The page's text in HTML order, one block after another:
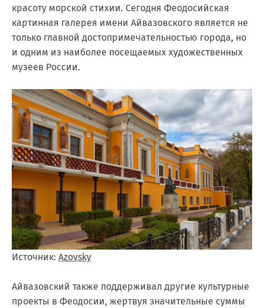
красоту морской стихии. Сегодня Феодосийская
картинная галерея имени Айвазовского является не
только главной достопримечательностью города, но
и одним из наиболее посещаемых художественных
музеев России.
Источник: Azovsky
Айвазовский также поддерживал другие культурные
проекты в Феодосии, жертвуя значительные суммы